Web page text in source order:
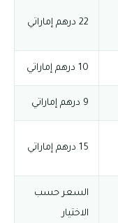
22 درهم إماراتي
10 درهم إماراتي
9 درهم إماراتي
15 درهم إماراتي
السعر حسب
الاختيار